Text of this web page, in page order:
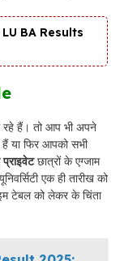
BA Results
हैं। तो आप भी अपने
या फिर आपको सभी
छात्रों के एग्जाम
एक ही तारीख को
टेबल को लेकर के चिंता